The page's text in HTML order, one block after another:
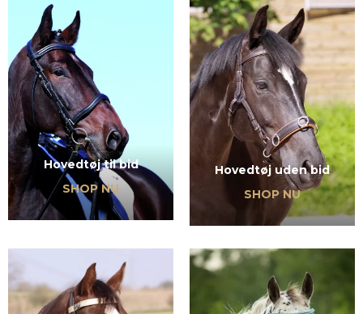
Hovedtøj til bid
SHOP NU
Hovedtøj uden bid
SHOP NU